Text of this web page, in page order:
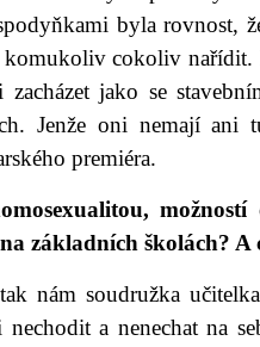
byla rovnost,
cokoliv
jako se
Jenže oni nemají ani
premiéra.
základních školách? A
nám soudružka
a nenechat na